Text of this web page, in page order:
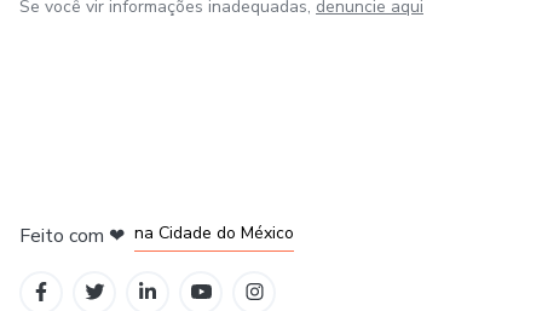
Se você vir informações inadequadas, denuncie aqui
Feito com ❤ na Cidade do México